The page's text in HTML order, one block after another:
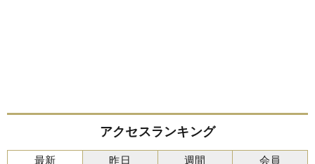
アクセスランキング
最新 昨日 週間 会員